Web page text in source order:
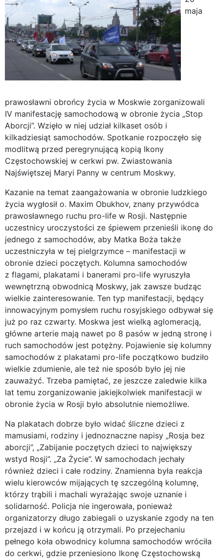
maja
prawosławni obrońcy życia w Moskwie zorganizowali
IV manifestację samochodową w obronie życia „Stop
Aborcji”. Wzięło w niej udział kilkaset osób i
kilkadziesiąt samochodów. Spotkanie rozpoczęło się
modlitwą przed peregrynującą kopią Ikony
Częstochowskiej w cerkwi pw. Zwiastowania
Najświętszej Maryi Panny w centrum Moskwy.
Kazanie na temat zaangażowania w obronie ludzkiego
życia wygłosił o. Maxim Obukhov, znany przywódca
prawosławnego ruchu pro-life w Rosji. Następnie
uczestnicy uroczystości ze śpiewem przenieśli ikonę do
jednego z samochodów, aby Matka Boża także
uczestniczyła w tej pielgrzymce – manifestacji w
obronie dzieci poczętych. Kolumna samochodów
z flagami, plakatami i banerami pro-life wyruszyła
wewnętrzną obwodnicą Moskwy, jak zawsze budząc
wielkie zainteresowanie. Ten typ manifestacji, będący
innowacyjnym pomysłem ruchu rosyjskiego odbywał się
już po raz czwarty. Moskwa jest wielką aglomeracją,
główne arterie mają nawet po 8 pasów w jedną stronę i
ruch samochodów jest potężny. Pojawienie się kolumny
samochodów z plakatami pro-life początkowo budziło
wielkie zdumienie, ale też nie sposób było jej nie
zauważyć. Trzeba pamiętać, ze jeszcze zaledwie kilka
lat temu zorganizowanie jakiejkolwiek manifestacji w
obronie życia w Rosji było absolutnie niemożliwe.
Na plakatach dobrze było widać śliczne dzieci z
mamusiami, rodziny i jednoznaczne napisy „Rosja bez
aborcji”, „Zabijanie poczętych dzieci to największy
wstyd Rosji”. „Za Życie”. W samochodach jechały
również dzieci i całe rodziny. Znamienna była reakcja
wielu kierowców mijających tę szczególną kolumnę,
którzy trąbili i machali wyrażając swoje uznanie i
solidarność. Policja nie ingerowała, ponieważ
organizatorzy długo zabiegali o uzyskanie zgody na ten
przejazd i w końcu ją otrzymali. Po przejechaniu
pełnego koła obwodnicy kolumna samochodów wróciła
do cerkwi, gdzie przeniesiono Ikonę Częstochowską